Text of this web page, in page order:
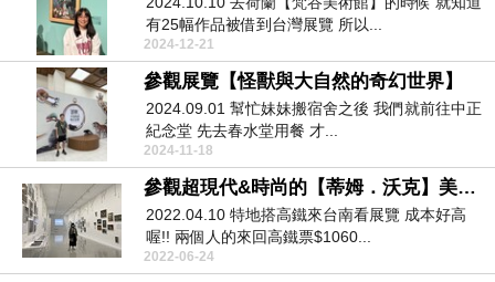
有25幅作品被借到台灣展覽 所以...
2024-12-21
參觀展覽【怪獸與大自然的奇幻世界】
2024.09.01 幫忙妹妹搬宿舍之後 我們就前往中正
紀念堂 先去春水堂用餐 才...
2024-11-18
參觀超現代&時尚的【蒂姆．沃克】美妙事物
2022.04.10 特地搭高鐵來台南看展覽 成本好高
喔!! 兩個人的來回高鐵票$1060...
2022-06-24